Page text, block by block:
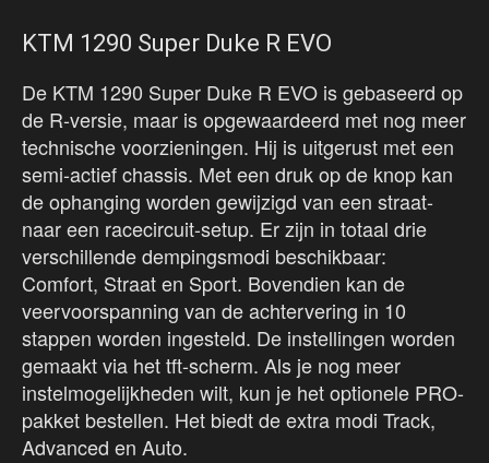
KTM 1290 Super Duke R EVO
De KTM 1290 Super Duke R EVO is gebaseerd op
de R-versie, maar is opgewaardeerd met nog meer
technische voorzieningen. Hij is uitgerust met een
semi-actief chassis. Met een druk op de knop kan
de ophanging worden gewijzigd van een straat-
naar een racecircuit-setup. Er zijn in totaal drie
verschillende dempingsmodi beschikbaar:
Comfort, Straat en Sport. Bovendien kan de
veervoorspanning van de achtervering in 10
stappen worden ingesteld. De instellingen worden
gemaakt via het tft-scherm. Als je nog meer
instelmogelijkheden wilt, kun je het optionele PRO-
pakket bestellen. Het biedt de extra modi Track,
Advanced en Auto.